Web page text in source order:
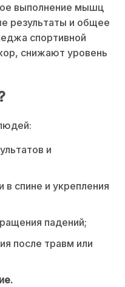
выполнение мышц
результаты и общее
спортивной
снижают уровень
и
спине и укрепления
падений;
после травм или